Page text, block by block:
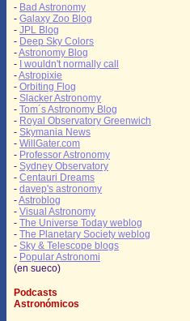
- Bad Astronomy
- Galaxy Zoo Blog
- JPL Blog
- Deep Sky Colors
-Astronomy Blog
- I wouldn't normally call
-Astropixie
- Orbiting Flog
- Slacker Astronomy
- Tom´s Astronomy Blog
- Royal Observatory Greenwich
- Skymania News
- WillGater.com
- Professor Astronomy
- Sydney Observatory
- Centauri Dreams
- davep's astronomy
-Astroblog
- Visual Astronomy
- The Universe Today weblog
- The Planetary Society weblog
- Sky & Telescope blogs
- Popular Astronomi
(en sueco)
Podcasts
Astronómicos